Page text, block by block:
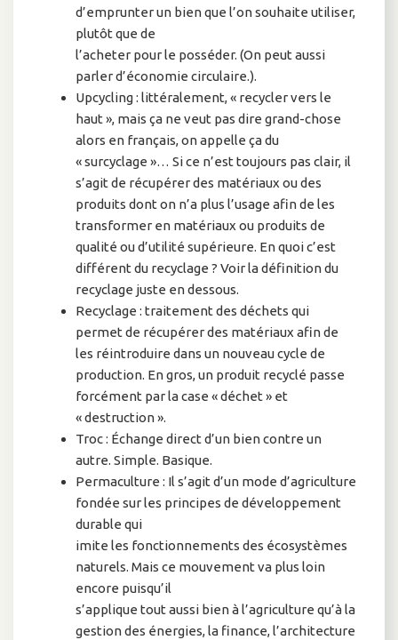
d’emprunter un bien que l’on souhaite utiliser,
plutôt que de
l’acheter pour le posséder. (On peut aussi
parler d’économie circulaire.).
Upcycling : littéralement, « recycler vers le
haut », mais ça ne veut pas dire grand-chose
alors en français, on appelle ça du
« surcyclage »… Si ce n’est toujours pas clair, il
s’agit de récupérer des matériaux ou des
produits dont on n’a plus l’usage afin de les
transformer en matériaux ou produits de
qualité ou d’utilité supérieure. En quoi c’est
différent du recyclage ? Voir la définition du
recyclage juste en dessous.
Recyclage : traitement des déchets qui
permet de récupérer des matériaux afin de
les réintroduire dans un nouveau cycle de
production. En gros, un produit recyclé passe
forcément par la case « déchet » et
« destruction ».
Troc : Échange direct d’un bien contre un
autre. Simple. Basique.
Permaculture : Il s’agit d’un mode d’agriculture
fondée sur les principes de développement
durable qui
imite les fonctionnements des écosystèmes
naturels. Mais ce mouvement va plus loin
encore puisqu’il
s’applique tout aussi bien à l’agriculture qu’à la
gestion des énergies, la finance, l’architecture